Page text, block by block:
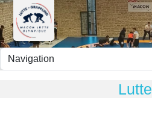
Lutte
Panneau de gestion des cookies